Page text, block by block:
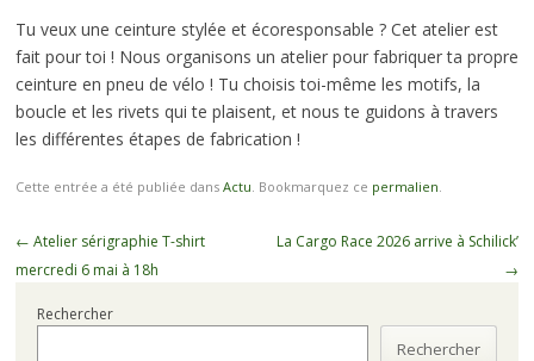
Tu veux une ceinture stylée et écoresponsable ? Cet atelier est
fait pour toi ! Nous organisons un atelier pour fabriquer ta propre
ceinture en pneu de vélo ! Tu choisis toi-même les motifs, la
boucle et les rivets qui te plaisent, et nous te guidons à travers
les différentes étapes de fabrication !
Cette entrée a été publiée dans Actu . Bookmarquez ce permalien
Navigation
des
← Atelier sérigraphie T-shirt
mercredi 6 mai à 18h
La Cargo Race 2026 arrive à Schilick’
→
Rechercher
Rechercher